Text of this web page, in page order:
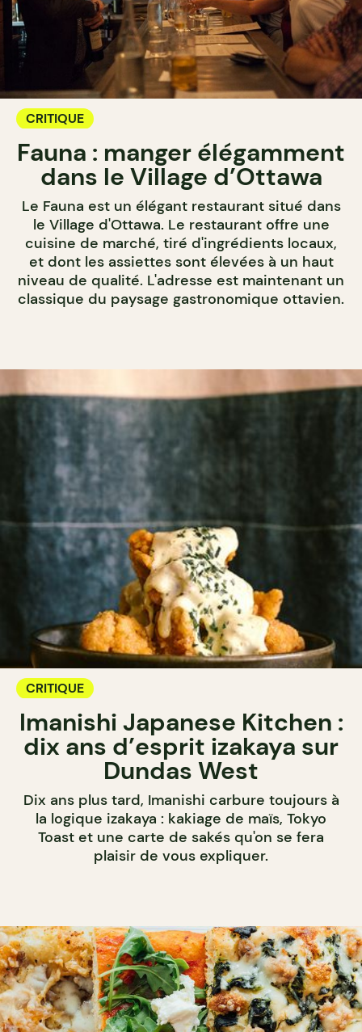
CRITIQUE
Fauna : manger élégamment
dans le Village d’Ottawa
Le Fauna est un élégant restaurant situé dans
le Village d'Ottawa. Le restaurant offre une
cuisine de marché, tiré d'ingrédients locaux,
et dont les assiettes sont élevées à un haut
niveau de qualité. L'adresse est maintenant un
classique du paysage gastronomique ottavien.
CRITIQUE
Imanishi Japanese Kitchen :
dix ans d’esprit izakaya sur
Dundas West
Dix ans plus tard, Imanishi carbure toujours à
la logique izakaya : kakiage de maïs, Tokyo
Toast et une carte de sakés qu'on se fera
plaisir de vous expliquer.